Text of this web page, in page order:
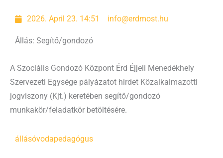
2026. April 23. 14:51 info@erdmost.hu
Állás: Segítő/gondozó
A Szociális Gondozó Központ Érd Éjjeli Menedékhely
Szervezeti Egysége pályázatot hirdet Közalkalmazotti
jogviszony (Kjt.) keretében segítő/gondozó
munkakör/feladatkör betöltésére.
állásóvodapedagógus